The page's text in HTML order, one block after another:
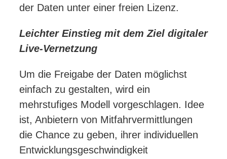
der Daten unter einer freien Lizenz.
Leichter Einstieg mit dem Ziel digitaler
Live-Vernetzung
Um die Freigabe der Daten möglichst
einfach zu gestalten, wird ein
mehrstufiges Modell vorgeschlagen. Idee
ist, Anbietern von Mitfahrvermittlungen
die Chance zu geben, ihrer individuellen
Entwicklungsgeschwindigkeit